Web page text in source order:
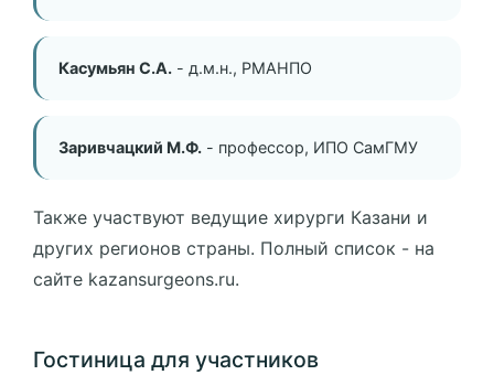
Касумьян С.А. - д.м.н., РМАНПО
Заривчацкий М.Ф. - профессор, ИПО СамГМУ
Также участвуют ведущие хирурги Казани и
других регионов страны. Полный список - на
сайте kazansurgeons.ru.
Гостиница для участников